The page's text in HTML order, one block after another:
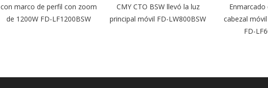
con marco de perfil con zoom
de 1200W FD-LF1200BSW
CMY CTO BSW llevó la luz
principal móvil FD-LW800BSW
Enmarcado
cabezal
FD-